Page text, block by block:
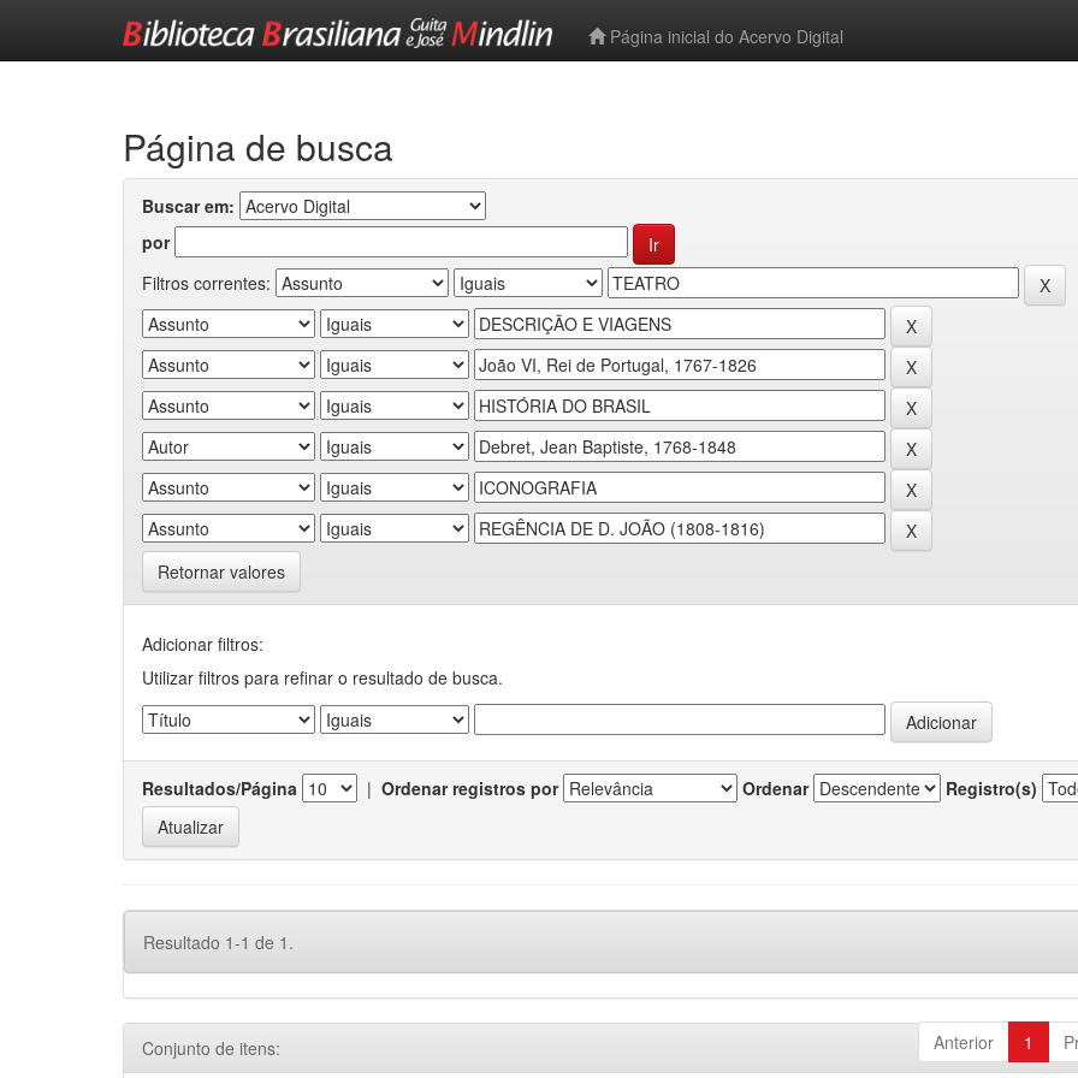
Página inicial do Acervo Digital
Página de busca
Buscar em:
por
Filtros correntes:
Retornar valores
Adicionar filtros:
Utilizar filtros para refinar o resultado de busca.
Resultados/Página | Ordenar registros por Ordenar Registro(s)
Resultado 1-1 de 1.
Anterior 1
Conjunto de itens: